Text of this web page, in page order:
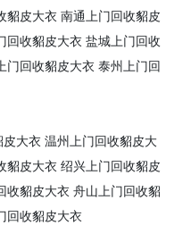
貂皮大衣 南通上门回收貂皮
回收貂皮大衣 盐城上门回收
门回收貂皮大衣 泰州上门回
皮大衣 温州上门回收貂皮大
貂皮大衣 绍兴上门回收貂皮
收貂皮大衣 舟山上门回收貂
回收貂皮大衣